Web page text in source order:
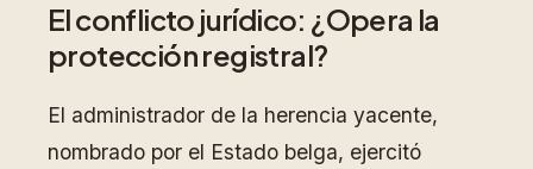
El conflicto jurídico: ¿Opera la
protección registral?
El administrador de la herencia yacente,
nombrado por el Estado belga, ejercitó